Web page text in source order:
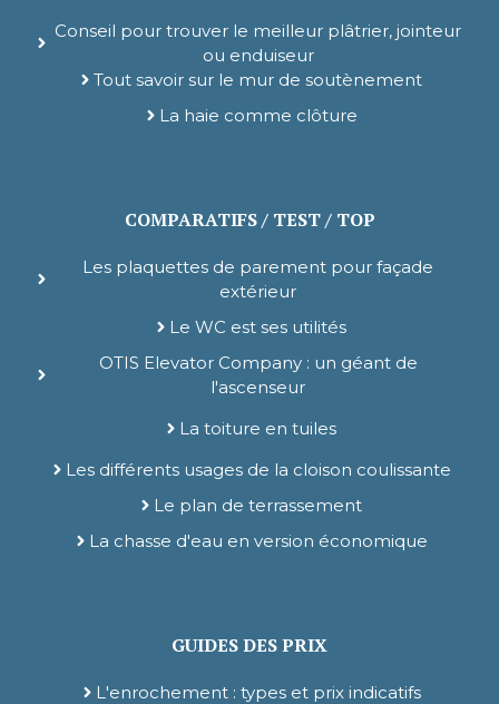
Conseil pour trouver le meilleur plâtrier, jointeur
ou enduiseur
Tout savoir sur le mur de soutènement
La haie comme clôture
COMPARATIFS / TEST / TOP
Les plaquettes de parement pour façade
extérieur
Le WC est ses utilités
OTIS Elevator Company : un géant de
l'ascenseur
La toiture en tuiles
Les différents usages de la cloison coulissante
Le plan de terrassement
La chasse d'eau en version économique
GUIDES DES PRIX
L'enrochement : types et prix indicatifs